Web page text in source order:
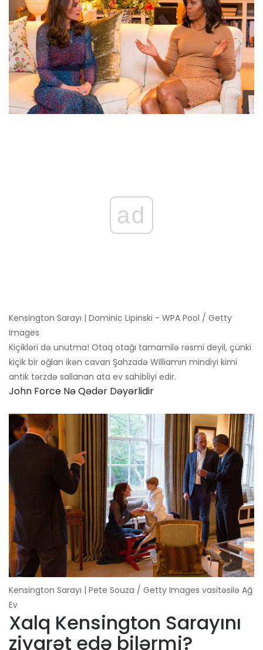
ad
Kensington Sarayı | Dominic Lipinski - WPA Pool / Getty
Images
Kiçikləri də unutma! Otaq otağı tamamilə rəsmi deyil, çünki
kiçik bir oğlan ikən cavan Şahzadə Williamın mindiyi kimi
antik tərzdə sallanan ata ev sahibliyi edir.
John Force Nə Qədər Dəyərlidir
Kensington Sarayı | Pete Souza / Getty Images vasitəsilə Ağ
Ev
Xalq Kensington Sarayını
ziyarət edə bilərmi?